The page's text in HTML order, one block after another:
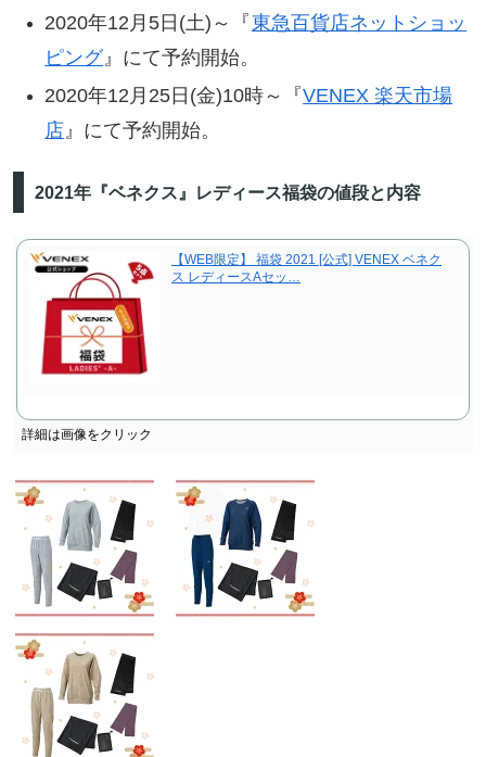
2020年12月5日(土)～『東急百貨店ネットショッ
ピング』にて予約開始。
2020年12月25日(金)10時～『VENEX 楽天市場
店 』にて予約開始。
2021年『ベネクス』レディース福袋の値段と内容
【WEB限定】 福袋 2021 [公式] VENEX ベネク
ス レディースAセッ…
詳細は画像をクリック